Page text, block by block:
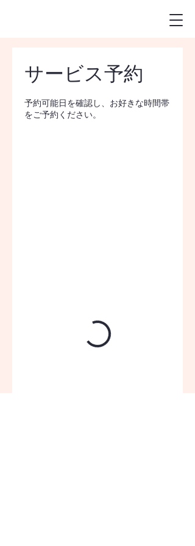
サービス予約
予約可能日を確認し、お好きな時間帯
をご予約ください。